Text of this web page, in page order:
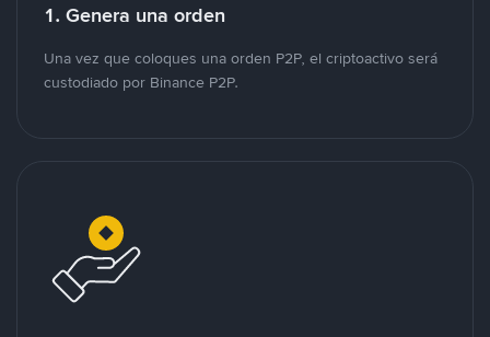
1. Genera una orden
Una vez que coloques una orden P2P, el criptoactivo será
custodiado por Binance P2P.